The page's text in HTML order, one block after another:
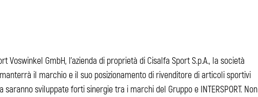
Voswinkel GmbH, l’azienda di proprietà di Cisalfa Sport S.p.A., la società
il marchio e il suo posizionamento di rivenditore di articoli sportivi
sviluppate forti sinergie tra i marchi del Gruppo e INTERSPORT. Non